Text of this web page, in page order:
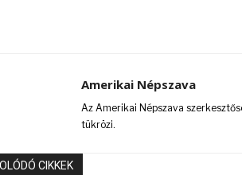
Amerikai Népszava
Az Amerikai Népszava
tükrözi.
CIKKEK